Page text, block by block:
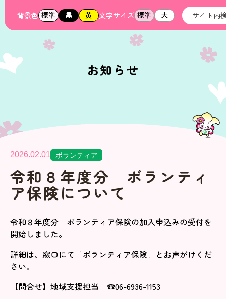
背景色 標準 黒 黄 文字サイズ 標準 大
お知らせ
2026.02.01 ボランティア
令和８年度分 ボランティ
ア保険について
令和８年度分 ボランティア保険の加入申込みの受付を
開始しました。
詳細は、窓口にて「ボランティア保険」とお声がけくだ
さい。
【問合せ】地域支援担当 ☎06-6936-1153